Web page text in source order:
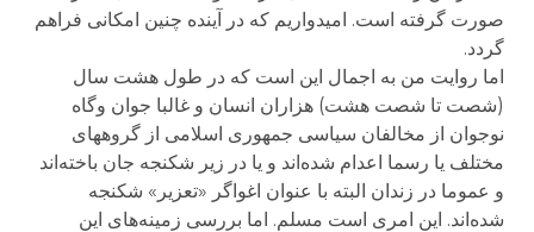
صورت گرفته است. امیدواریم که در آینده چنین امکانی فراهم
گردد.
اما روایت من به اجمال این است که در طول هشت سال
(شصت تا شصت هشت) هزاران انسان و غالبا جوان و‌گاه
نوجوان از مخالفان سیاسی جمهوری اسلامی از گروههای
مختلف یا رسما اعدام شده‌اند و یا در زیر شکنجه جان باخته‌اند
و عموما در زندان البته با عنوان اغواگر «تعزیر» شکنجه
شده‌اند. این امری است مسلم. اما بررسی زمینه‌های این